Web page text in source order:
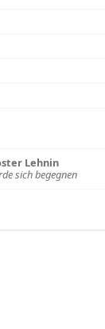
Lehnin
sich begegnen